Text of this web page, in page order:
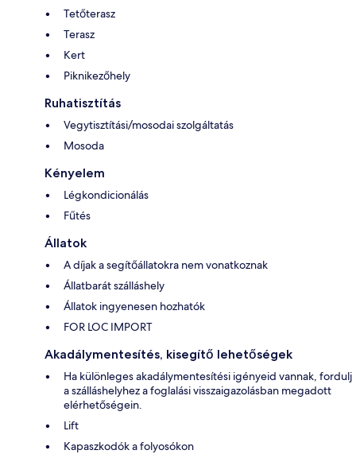
Tetőterasz
Terasz
Kert
Piknikezőhely
Ruhatisztítás
Vegytisztítási/mosodai szolgáltatás
Mosoda
Kényelem
Légkondicionálás
Fűtés
Állatok
A díjak a segítőállatokra nem vonatkoznak
Állatbarát szálláshely
Állatok ingyenesen hozhatók
FOR LOC IMPORT
Akadálymentesítés, kisegítő lehetőségek
Ha különleges akadálymentesítési igényeid vannak, fordulj
a szálláshelyhez a foglalási visszaigazolásban megadott
elérhetőségein.
Lift
Kapaszkodók a folyosókon